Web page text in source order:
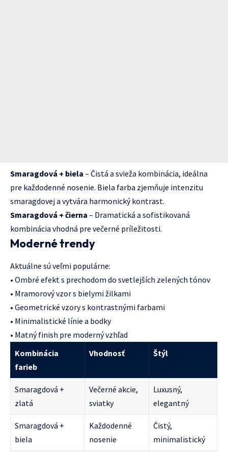
Smaragdová + biela – Čistá a svieža kombinácia, ideálna
pre každodenné nosenie. Biela farba zjemňuje intenzitu
smaragdovej a vytvára harmonický kontrast.
Smaragdová + čierna – Dramatická a sofistikovaná
kombinácia vhodná pre večerné príležitosti.
Moderné trendy
Aktuálne sú veľmi populárne:
• Ombré efekt s prechodom do svetlejších zelených tónov
• Mramorový vzor s bielymi žilkami
• Geometrické vzory s kontrastnými farbami
• Minimalistické línie a bodky
• Matný finish pre moderný vzhľad
Kombinácia
farieb
Vhodnosť Štýl
Smaragdová +
zlatá
Večerné akcie,
sviatky
Luxusný,
elegantný
Smaragdová +
biela
Každodenné
nosenie
Čistý,
minimalistický